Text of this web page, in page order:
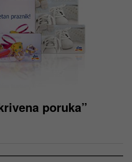
poruka”